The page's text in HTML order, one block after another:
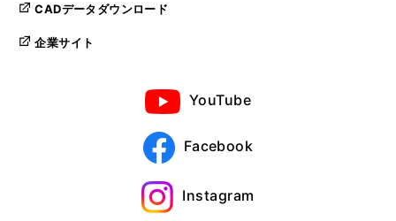
CADデータダウンロード
企業サイト
YouTube
Facebook
Instagram